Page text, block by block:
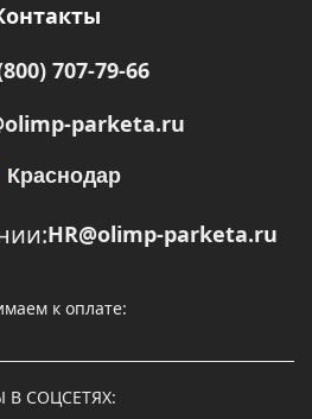
707-79-66
parketa.ru
Краснодар
HR@olimp-parketa.ru
к оплате:
В СОЦСЕТЯХ: